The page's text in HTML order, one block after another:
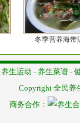
冬季营养海带
养生运动 - 养生菜谱 -
Copyright 全民养
商务合作：